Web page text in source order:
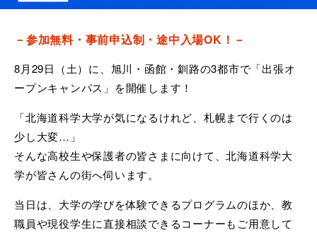
－参加無料・事前申込制・途中入場OK！－
8月29日（土）に、旭川・函館・釧路の3都市で「出張オ
ープンキャンパス」を開催します！
「北海道科学大学が気になるけれど、札幌まで行くのは
少し大変…」
そんな高校生や保護者の皆さまに向けて、北海道科学大
学が皆さんの街へ伺います。
当日は、大学の学びを体験できるプログラムのほか、教
職員や現役学生に直接相談できるコーナーもご用意して